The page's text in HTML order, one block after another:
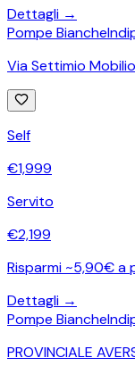
Dettagli →
Pompe Bianche
Via Settimio
Self
€1,999
Servito
€2,199
Risparmi ~5,90€ a
Dettagli →
Pompe Bianche
PROVINCIALE